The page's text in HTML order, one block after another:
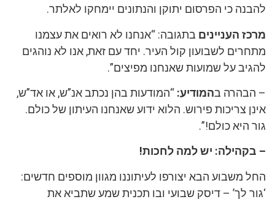
להבנה כי הפרסום יתוקן והנתונים יימחקו לאלתר.
מרכז העניינים בתגובה: “אנחנו לא רואים את עצמנו
מתחרים לשבועון קול העיר. יחד עם זאת, אנו לא נוהגים
להגיב על שמועות שאנחנו מפיצים”.
– הבהרה בהמודיע: “המודעות בהן נכתב אנ”ש, או אד”ש,
אינן צריכות פירוש. הלוא ידוע שאנחנו העיתון של כולם.
גור היא כולם!”.
– בקהילה: יש למה לחכות!
החל משבוע הבא יצורפו לעיתוננו מגוון מוספים חדשים:
‘גור לך’ – דיסק שבועי ובו תכנית שמע שתביא את